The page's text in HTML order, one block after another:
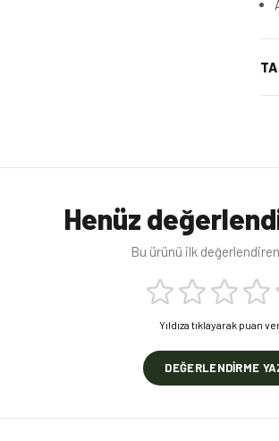
Henüz
Bu ürünü ilk
Yıldıza tıklayarak puan
DEĞERLENDIRME